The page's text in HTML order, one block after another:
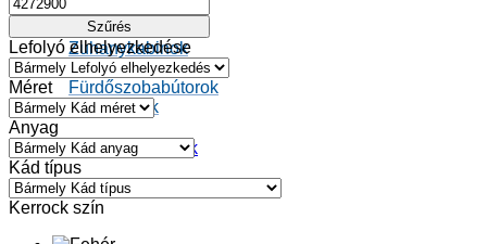
Fürdőkádak
Zuhanykabinok
Zuhanytálcák
Fürdőszobabútorok
Kiegészítők
Teljes kínálatunk
Szűrés
Lefolyó elhelyezkedése
Méret
Anyag
Kád típus
Kerrock szín